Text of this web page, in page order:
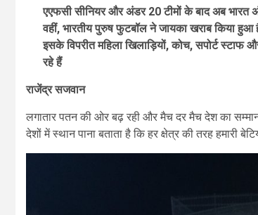
एएफसी सीनियरऔरअंडर 20 टीमों के बाद अब भारत
वहीं, भारतीय पुरुष फुटबॉल ने जायका खराब किया हुआ
इसके विपरीत महिला खिलाड़ियों,कोच,सपोर्ट स्टाफ
रहे हैं
राजेंद्र सजवान
लगातार पतन की ओर बढ़ रही और मैच दर मैच देश का
देशों में स्थान पाना बताता है कि हर क्षेत्र की तरह